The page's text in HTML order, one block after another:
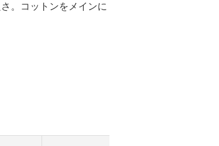
。コットンをメインに